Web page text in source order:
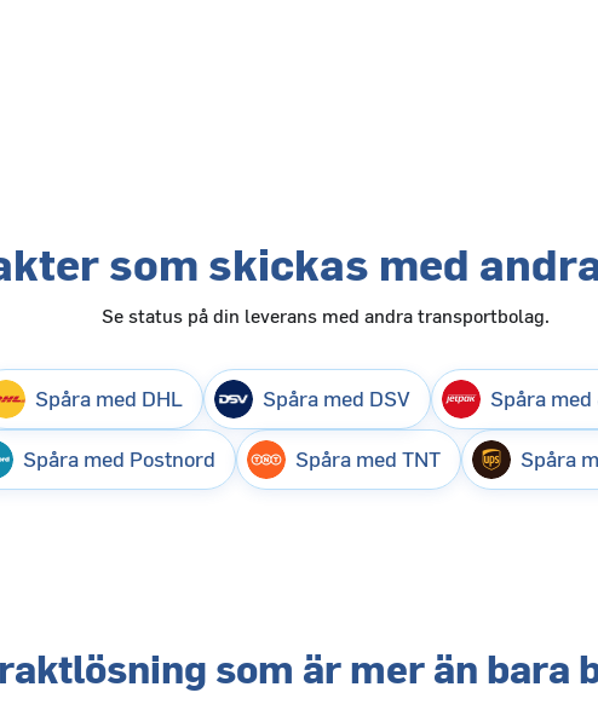
som skickas med
Se status på din leverans med andra transportbolag.
Spåra med DHL Spåra med DSV Spåra
Spåra med Postnord Spåra med TNT Spåra
som är mer än bara